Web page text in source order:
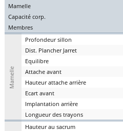
Mamelle
Capacité corp.
Membres
Mamelle
Profondeursillon
Dist. Plancher Jarret
Equilibre
Attache avant
Hauteurattache arrière
Ecart avant
Implantation arrière
Longueur des trayons
Hauteur au sacrum